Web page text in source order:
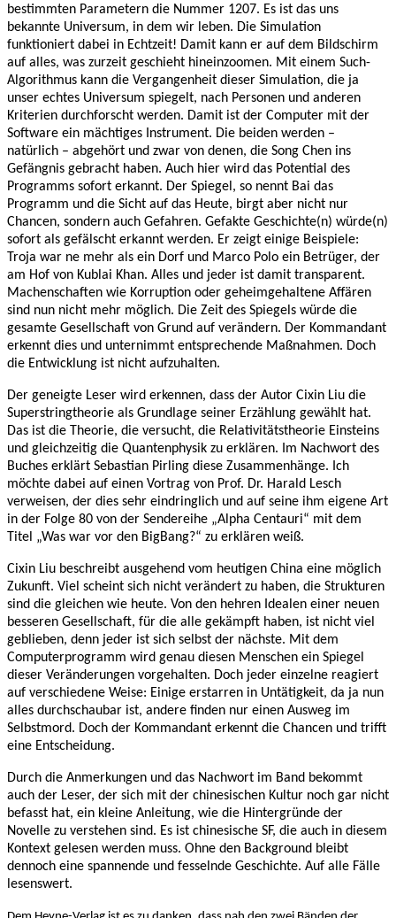
bestimmten Parametern die Nummer 1207. Es ist das uns
bekannte Universum, in dem wir leben. Die Simulation
funktioniert dabei in Echtzeit! Damit kann er auf dem Bildschirm
auf alles, was zurzeit geschieht hineinzoomen. Mit einem Such-
Algorithmus kann die Vergangenheit dieser Simulation, die ja
unser echtes Universum spiegelt, nach Personen und anderen
Kriterien durchforscht werden. Damit ist der Computer mit der
Software ein mächtiges Instrument. Die beiden werden –
natürlich – abgehört und zwar von denen, die Song Chen ins
Gefängnis gebracht haben. Auch hier wird das Potential des
Programms sofort erkannt. Der Spiegel, so nennt Bai das
Programm und die Sicht auf das Heute, birgt aber nicht nur
Chancen, sondern auch Gefahren. Gefakte Geschichte(n) würde(n)
sofort als gefälscht erkannt werden. Er zeigt einige Beispiele:
Troja war ne mehr als ein Dorf und Marco Polo ein Betrüger, der
am Hof von Kublai Khan. Alles und jeder ist damit transparent.
Machenschaften wie Korruption oder geheimgehaltene Affären
sind nun nicht mehr möglich. Die Zeit des Spiegels würde die
gesamte Gesellschaft von Grund auf verändern. Der Kommandant
erkennt dies und unternimmt entsprechende Maßnahmen. Doch
die Entwicklung ist nicht aufzuhalten.
Der geneigte Leser wird erkennen, dass der Autor Cixin Liu die
Superstringtheorie als Grundlage seiner Erzählung gewählt hat.
Das ist die Theorie, die versucht, die Relativitätstheorie Einsteins
und gleichzeitig die Quantenphysik zu erklären. Im Nachwort des
Buches erklärt Sebastian Pirling diese Zusammenhänge. Ich
möchte dabei auf einen Vortrag von Prof. Dr. Harald Lesch
verweisen, der dies sehr eindringlich und auf seine ihm eigene Art
in der Folge 80 von der Sendereihe „Alpha Centauri“ mit dem
Titel „Was war vor den BigBang?“ zu erklären weiß.
Cixin Liu beschreibt ausgehend vom heutigen China eine möglich
Zukunft. Viel scheint sich nicht verändert zu haben, die Strukturen
sind die gleichen wie heute. Von den hehren Idealen einer neuen
besseren Gesellschaft, für die alle gekämpft haben, ist nicht viel
geblieben, denn jeder ist sich selbst der nächste. Mit dem
Computerprogramm wird genau diesen Menschen ein Spiegel
dieser Veränderungen vorgehalten. Doch jeder einzelne reagiert
auf verschiedene Weise: Einige erstarren in Untätigkeit, da ja nun
alles durchschaubar ist, andere finden nur einen Ausweg im
Selbstmord. Doch der Kommandant erkennt die Chancen und trifft
eine Entscheidung.
Durch die Anmerkungen und das Nachwort im Band bekommt
auch der Leser, der sich mit der chinesischen Kultur noch gar nicht
befasst hat, ein kleine Anleitung, wie die Hintergründe der
Novelle zu verstehen sind. Es ist chinesische SF, die auch in diesem
Kontext gelesen werden muss. Ohne den Background bleibt
dennoch eine spannende und fesselnde Geschichte. Auf alle Fälle
lesenswert.